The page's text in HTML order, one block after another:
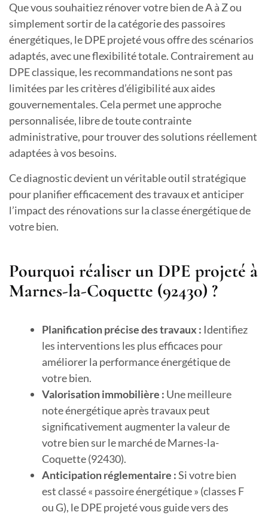
Que vous souhaitiez rénover votre bien de A à Z ou
simplement sortir de la catégorie des passoires
énergétiques, le DPE projeté vous offre des scénarios
adaptés, avec une flexibilité totale. Contrairement au
DPE classique, les recommandations ne sont pas
limitées par les critères d’éligibilité aux aides
gouvernementales. Cela permet une approche
personnalisée, libre de toute contrainte
administrative, pour trouver des solutions réellement
adaptées à vos besoins.
Ce diagnostic devient un véritable outil stratégique
pour planifier efficacement des travaux et anticiper
l’impact des rénovations sur la classe énergétique de
votre bien.
Pourquoi réaliser un DPE projeté à
Marnes-la-Coquette (92430) ?
Planification précise des travaux : Identifiez
les interventions les plus efficaces pour
améliorer la performance énergétique de
votre bien.
Valorisation immobilière : Une meilleure
note énergétique après travaux peut
significativement augmenter la valeur de
votre bien sur le marché de Marnes-la-
Coquette (92430).
Anticipation réglementaire :Si votre bien
est classé « passoire énergétique » (classes F
ou G), le DPE projeté vous guide vers des